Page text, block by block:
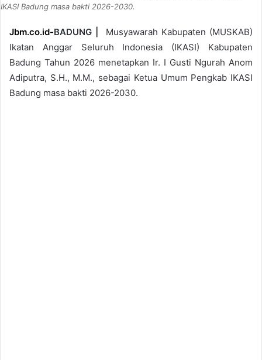
IKASI Badung masa bakti 2026-2030.
Jbm.co.id-BADUNG |
Musyawarah Kabupaten (MUSKAB)
Ikatan Anggar Seluruh Indonesia (IKASI) Kabupaten
Badung Tahun 2026 menetapkan Ir. I Gusti Ngurah Anom
Adiputra, S.H., M.M., sebagai Ketua Umum Pengkab IKASI
Badung masa bakti 2026-2030.